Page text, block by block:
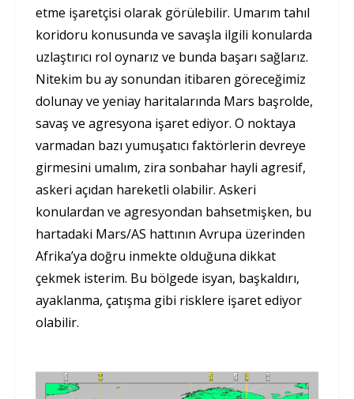
etme işaretçisi olarak görülebilir. Umarım tahıl
koridoru konusunda ve savaşla ilgili konularda
uzlaştırıcı rol oynarız ve bunda başarı sağlarız.
Nitekim bu ay sonundan itibaren göreceğimiz
dolunay ve yeniay haritalarında Mars başrolde,
savaş ve agresyona işaret ediyor. O noktaya
varmadan bazı yumuşatıcı faktörlerin devreye
girmesini umalım, zira sonbahar hayli agresif,
askeri açıdan hareketli olabilir. Askeri
konulardan ve agresyondan bahsetmişken, bu
hartadaki Mars/AS hattının Avrupa üzerinden
Afrika’ya doğru inmekte olduğuna dikkat
çekmek isterim. Bu bölgede isyan, başkaldırı,
ayaklanma, çatışma gibi risklere işaret ediyor
olabilir.